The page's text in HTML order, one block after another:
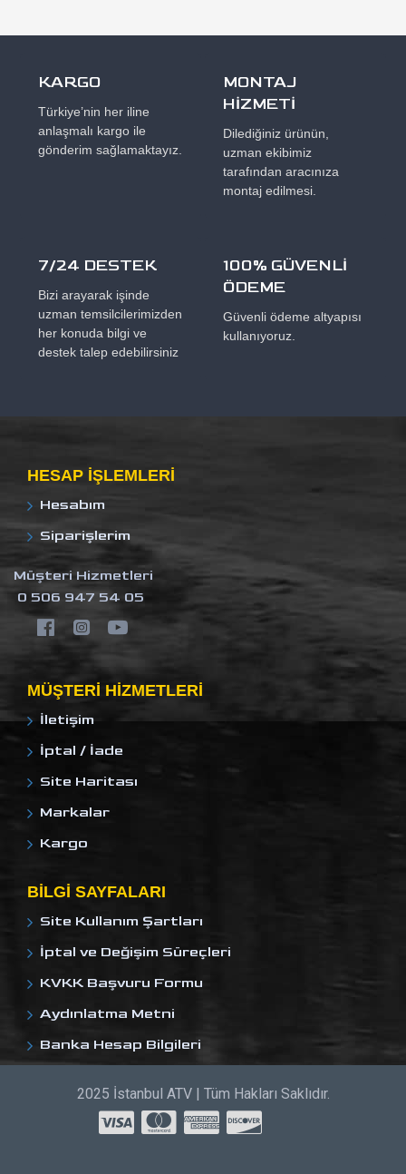
KARGO
Türkiye’nin her iline
anlaşmalı kargo ile
gönderim sağlamaktayız.
MONTAJ
HİZMETİ
Dilediğiniz ürünün,
uzman ekibimiz
tarafından aracınıza
montaj edilmesi.
7/24 DESTEK
Bizi arayarak işinde
uzman temsilcilerimizden
her konuda bilgi ve
destek talep edebilirsiniz
100% GÜVENLİ
ÖDEME
Güvenli ödeme altyapısı
kullanıyoruz.
HESAP IŞLEMLERI
Hesabım
Siparişlerim
Müşteri Hizmetleri
0 506 947 54 05
MÜŞTERI HIZMETLERI
İletişim
İptal / İade
Site Haritası
Markalar
Kargo
BILGI SAYFALARI
Site Kullanım Şartları
İptal ve Değişim Süreçleri
KVKK Başvuru Formu
Aydınlatma Metni
Banka Hesap Bilgileri
2025 İstanbul ATV | Tüm Hakları Saklıdır.